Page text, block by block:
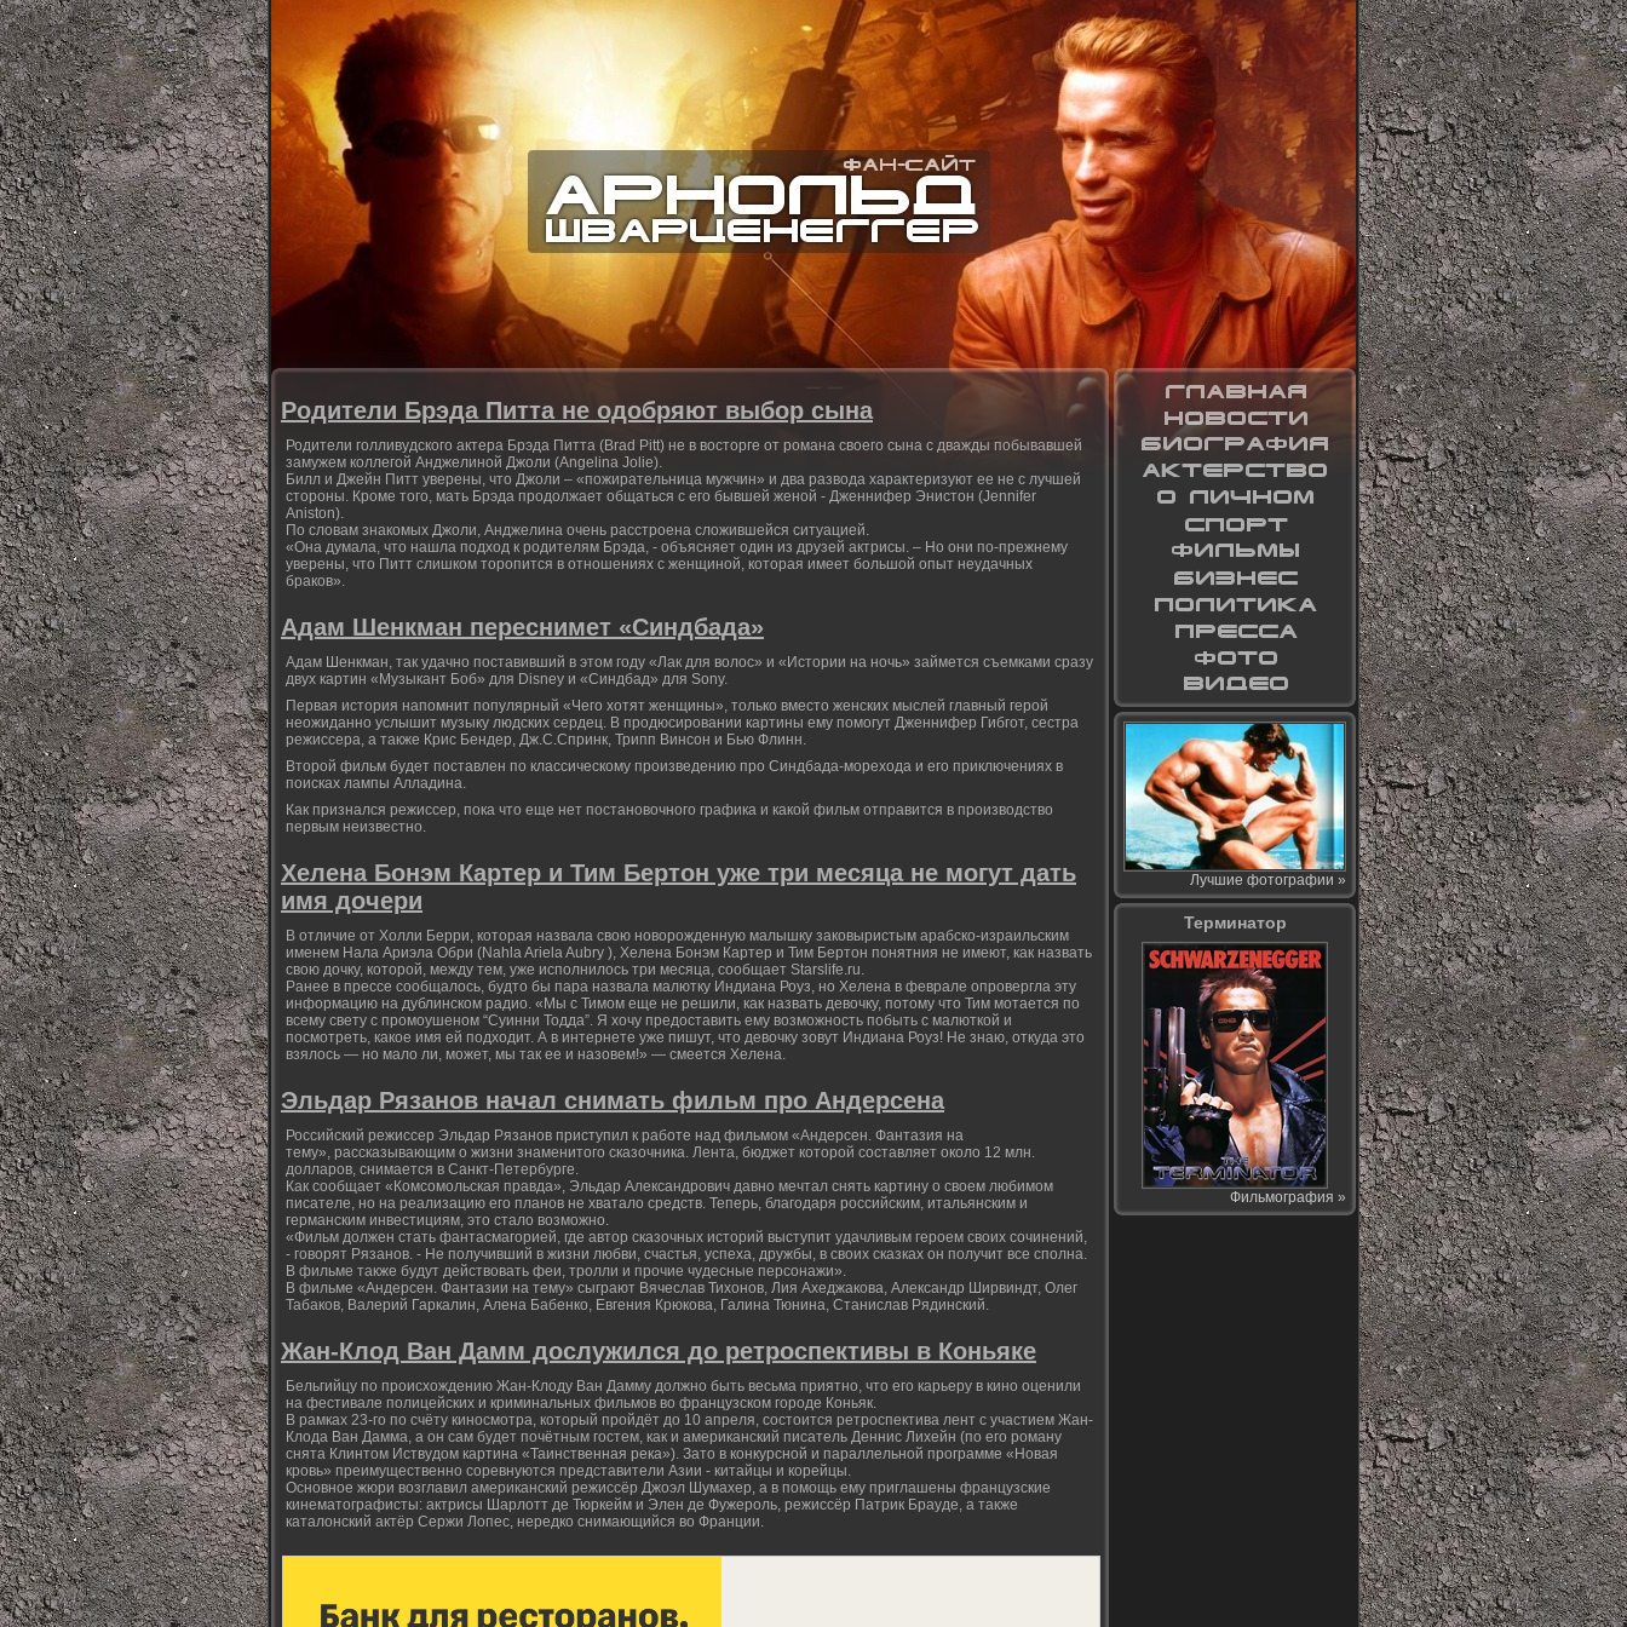
Родители Брэда Питта не одобряют выбор сына
Родители голливудского актера Брэда Питта (Brad Pitt) не в восторге от романа своего сына с дважды побывавшей
замужем коллегой Анджелиной Джоли (Angelina Jolie).
Билл и Джейн Питт уверены, что Джоли – «пожирательница мужчин» и два развода характеризуют ее не с лучшей
стороны. Кроме того, мать Брэда продолжает общаться с его бывшей женой - Дженнифер Энистон (Jennifer
Aniston).
По словам знакомых Джоли, Анджелина очень расстроена сложившейся ситуацией.
«Она думала, что нашла подход к родителям Брэда, - объясняет один из друзей актрисы. – Но они по-прежнему
уверены, что Питт слишком торопится в отношениях с женщиной, которая имеет большой опыт неудачных
браков».
Адам Шенкман переснимет «Синдбада»
Адам Шенкман, так удачно поставивший в этом году «Лак для волос» и «Истории на ночь» займется съемками сразу
двух картин «Музыкант Боб» для Disney и «Синдбад» для Sony.
Первая история напомнит популярный «Чего хотят женщины», только вместо женских мыслей главный герой
неожиданно услышит музыку людских сердец. В продюсировании картины ему помогут Дженнифер Гибгот, сестра
режиссера, а также Крис Бендер, Дж.С.Спринк, Трипп Винсон и Бью Флинн.
Второй фильм будет поставлен по классическому произведению про Синдбада-морехода и его приключениях в
поисках лампы Алладина.
Как признался режиссер, пока что еще нет постановочного графика и какой фильм отправится в производство
первым неизвестно.
Хелена Бонэм Картер и Тим Бертон уже три месяца не могут дать
имя дочери
В отличие от Холли Берри, которая назвала свою новорожденную малышку заковыристым арабско-израильским
именем Нала Ариэла Обри (Nahla Ariela Aubry ), Хелена Бонэм Картер и Тим Бертон понятния не имеют, как назвать
свою дочку, которой, между тем, уже исполнилось три месяца, сообщает Starslife.ru.
Ранее в прессе сообщалось, будто бы пара назвала малютку Индиана Роуз, но Хелена в феврале опровергла эту
информацию на дублинском радио. «Мы с Тимом еще не решили, как назвать девочку, потому что Тим мотается по
всему свету с промоушеном “Суинни Тодда”. Я хочу предоставить ему возможность побыть с малюткой и
посмотреть, какое имя ей подходит. А в интернете уже пишут, что девочку зовут Индиана Роуз! Не знаю, откуда это
взялось — но мало ли, может, мы так ее и назовем!» — смеется Хелена.
Эльдар Рязанов начал снимать фильм про Андерсена
Российский режиссер Эльдар Рязанов приступил к работе над фильмом «Андерсен. Фантазия на
тему», рассказывающим о жизни знаменитого сказочника. Лента, бюджет которой составляет около 12 млн.
долларов, снимается в Санкт-Петербурге.
Как сообщает «Комсомольская правда», Эльдар Александрович давно мечтал снять картину о своем любимом
писателе, но на реализацию его планов не хватало средств. Теперь, благодаря российским, итальянским и
германским инвестициям, это стало возможно.
«Фильм должен стать фантасмагорией, где автор сказочных историй выступит удачливым героем своих сочинений,
- говорят Рязанов. - Не получивший в жизни любви, счастья, успеха, дружбы, в своих сказках он получит все сполна.
В фильме также будут действовать феи, тролли и прочие чудесные персонажи».
В фильме «Андерсен. Фантазии на тему» сыграют Вячеслав Тихонов, Лия Ахеджакова, Александр Ширвиндт, Олег
Табаков, Валерий Гаркалин, Алена Бабенко, Евгения Крюкова, Галина Тюнина, Станислав Рядинский.
Жан-Клод Ван Дамм дослужился до ретроспективы в Коньяке
Бельгийцу по происхождению Жан-Клоду Ван Дамму должно быть весьма приятно, что его карьеру в кино оценили
на фестивале полицейских и криминальных фильмов во французском городе Коньяк.
В рамках 23-го по счёту киносмотра, который пройдёт до 10 апреля, состоится ретроспектива лент с участием Жан-
Клода Ван Дамма, а он сам будет почётным гостем, как и американский писатель Деннис Лихейн (по его роману
снята Клинтом Иствудом картина «Таинственная река»). Зато в конкурсной и параллельной программе «Новая
кровь» преимущественно соревнуются представители Азии - китайцы и корейцы.
Основное жюри возглавил американский режиссёр Джоэл Шумахер, а в помощь ему приглашены французские
кинематографисты: актрисы Шарлотт де Тюркейм и Элен де Фужероль, режиссёр Патрик Брауде, а также
каталонский актёр Сержи Лопес, нередко снимающийся во Франции.
Лучшие фотографии »
Терминатор
Фильмография »